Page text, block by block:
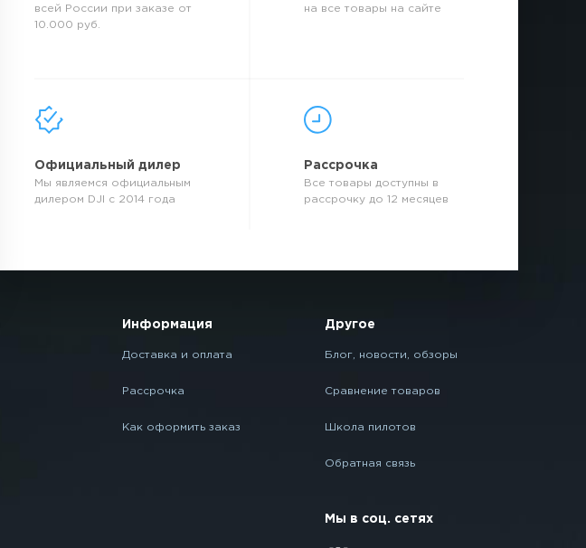
всей России при заказе от
10.000 руб.
на все товары на сайте
Официальный дилер
Мы являемся официальным
дилером DJI с 2014 года
Рассрочка
Все товары доступны в
рассрочку до 12 месяцев
Информация
Доставка и оплата
Рассрочка
Как оформить заказ
Другое
Блог, новости, обзоры
Сравнение товаров
Школа пилотов
Обратная связь
Мы в соц. сетях